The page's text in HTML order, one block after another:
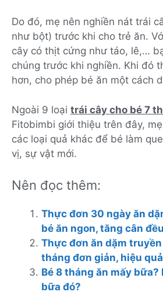
Do đó, mẹ nên nghiền nát trái
như bột) trước khi cho trẻ ăn.
cây có thịt cứng như táo, lê,…
chúng trước khi nghiền. Khi đó
hơn, cho phép bé ăn một cách
Ngoài 9 loại trái cây cho bé 7
Fitobimbi giới thiệu trên đây,
các loại quả khác để bé làm
vị, sự vật mới.
Nên đọc thêm:
Thực đơn 30 ngày ăn
bé ăn ngon, tăng cân đều
Thực đơn ăn dặm
tháng đơn giản, hiệu quả
Bé 8 tháng ăn mấy bữa?
bữa đó?